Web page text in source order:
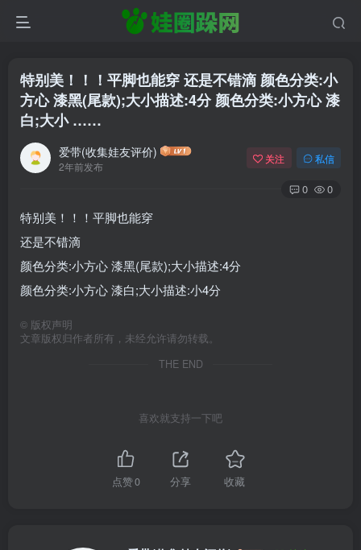
特别美！！！平脚也能穿 还是不错滴 颜色分类:小
方心 漆黑(尾款);大小描述:4分 颜色分类:小方心 漆
白;大小 ……
爱带(收集娃友评价)
2年前发布
关注 私信
0 0
特别美！！！平脚也能穿
还是不错滴
颜色分类:小方心 漆黑(尾款);大小描述:4分
颜色分类:小方心 漆白;大小描述:小4分
© 版权声明
文章版权归作者所有，未经允许请勿转载。
THE END
喜欢就支持一下吧
点赞0 分享 收藏